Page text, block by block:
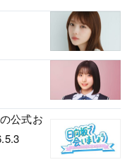
公式お